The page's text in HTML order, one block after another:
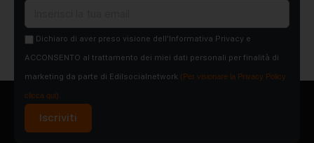
Dichiaro di aver preso visione dell'Informativa Privacy e
ACCONSENTO al trattamento dei miei dati personali per finalità di
marketing da parte di Edilsocialnetwork (Per visionare la Privacy Policy
clicca qui).
Iscriviti